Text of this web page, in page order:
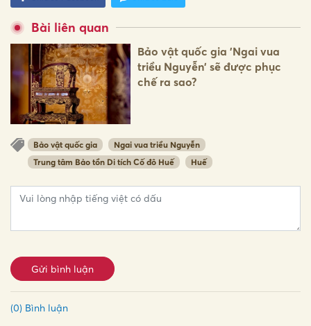
Bài liên quan
Bảo vật quốc gia 'Ngai vua
triều Nguyễn' sẽ được phục
chế ra sao?
Bảo vật quốc gia
Ngai vua triều Nguyễn
Trung tâm Bảo tồn Di tích Cố đô Huế
Huế
Gửi bình luận
(0) Bình luận